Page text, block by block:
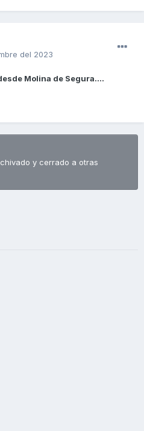
del 2023
Molina de Segura....
y cerrado a otras